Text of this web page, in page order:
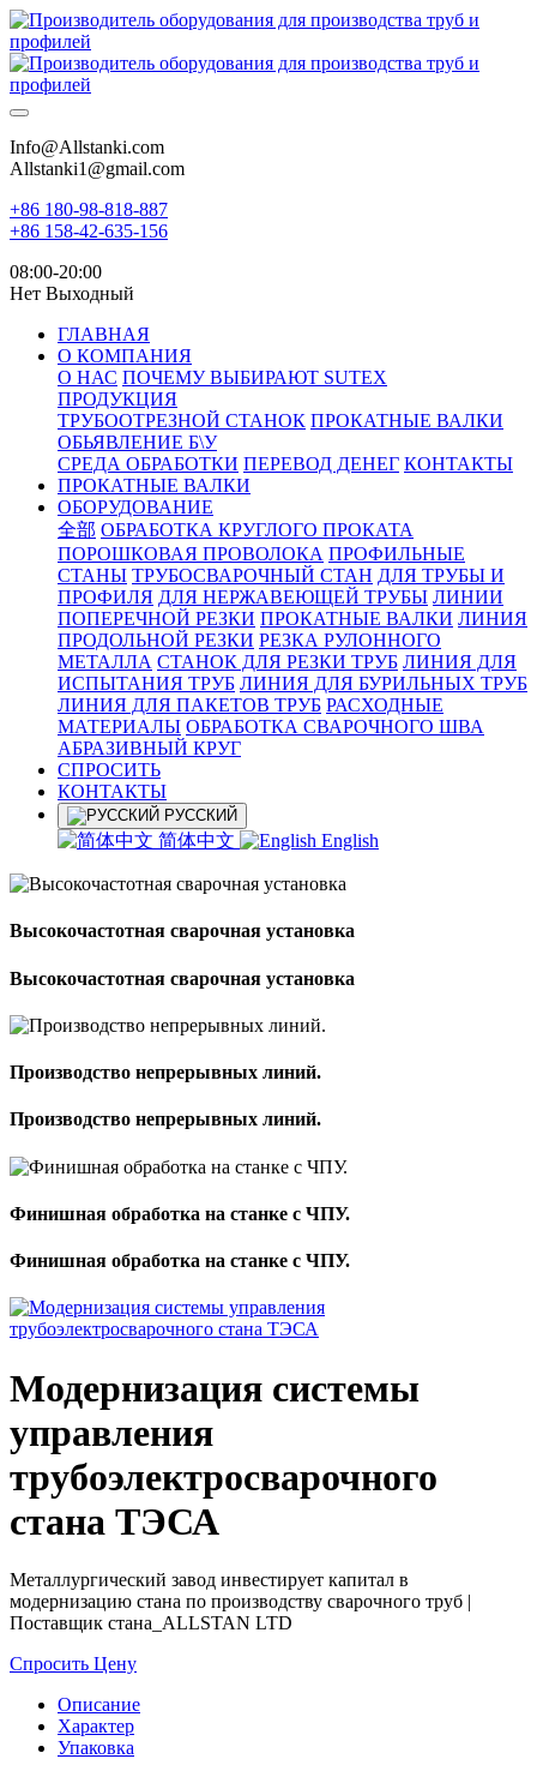
Info@Allstanki.com
Allstanki1@gmail.com
+86 180-98-818-887
+86 158-42-635-156
08:00-20:00
Нет Выходный
ГЛАВНАЯ
О КОМПАНИЯ
О НАС ПОЧЕМУ ВЫБИРАЮТ SUTEX
ПРОДУКЦИЯ
ТРУБООТРЕЗНОЙ СТАНОК ПРОКАТНЫЕ ВАЛКИ
ОБЬЯВЛЕНИЕ Б\У
СРЕДА ОБРАБОТКИ ПЕРЕВОД ДЕНЕГ КОНТАКТЫ
ПРОКАТНЫЕ ВАЛКИ
ОБОРУДОВАНИЕ
全部 ОБРАБОТКА КРУГЛОГО ПРОКАТА
ПОРОШКОВАЯ ПРОВОЛОКА ПРОФИЛЬНЫЕ
СТАНЫ ТРУБОСВАРОЧНЫЙ СТАН ДЛЯ ТРУБЫ И
ПРОФИЛЯ ДЛЯ НЕРЖАВЕЮЩЕЙ ТРУБЫ ЛИНИИ
ПОПЕРЕЧНОЙ РЕЗКИ ПРОКАТНЫЕ ВАЛКИ ЛИНИЯ
ПРОДОЛЬНОЙ РЕЗКИ РЕЗКА РУЛОННОГО
МЕТАЛЛА СТАНОК ДЛЯ РЕЗКИ ТРУБ ЛИНИЯ ДЛЯ
ИСПЫТАНИЯ ТРУБ ЛИНИЯ ДЛЯ БУРИЛЬНЫХ ТРУБ
ЛИНИЯ ДЛЯ ПАКЕТОВ ТРУБ РАСХОДНЫЕ
МАТЕРИАЛЫ OБРАБОТКА СВАРОЧНОГО ШВА
АБРАЗИВНЫЙ КРУГ
СПРОСИТЬ
КОНТАКТЫ
РУССКИЙ
简体中文 English
Высокочастотная сварочная установка
Высокочастотная сварочная установка
Производство непрерывных линий.
Производство непрерывных линий.
Финишная обработка на станке с ЧПУ.
Финишная обработка на станке с ЧПУ.
Модернизация системы
управления
трубоэлектросварочного
стана ТЭСА
Металлургический завод инвестирует капитал в
модернизацию стана по производству сварочного труб |
Поставщик стана_АLLSTAN LTD
Спросить Цену
Описание
Характер
Упаковка